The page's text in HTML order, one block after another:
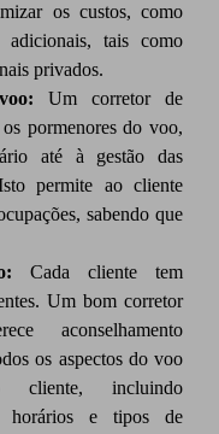
os custos, como
tais como
privados.
Um corretor de
pormenores do voo,
até à gestão das
permite ao cliente
sabendo que
Cada cliente tem
Um bom corretor
aconselhamento
os aspectos do voo
cliente, incluindo
horários e tipos de